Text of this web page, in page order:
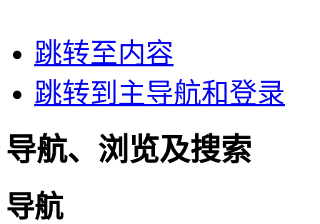
跳转至内容
跳转到主导航和登录
导航、浏览及搜索
导航